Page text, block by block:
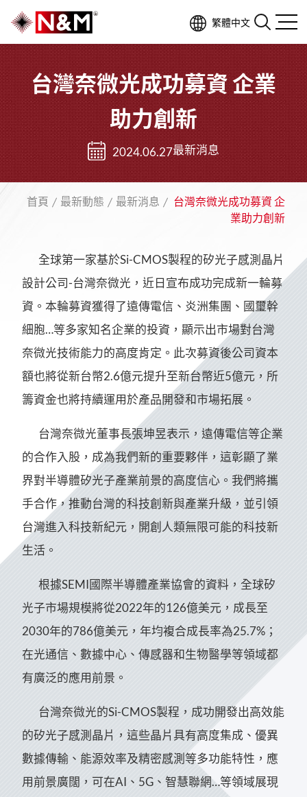
繁體中文
台灣奈微光成功募資 企業
助力創新
2024.06.27最新消息
首頁 最新動態 最新消息
台灣奈微光成功募資 企
業助力創新
全球第一家基於Si-CMOS製程的矽光子感測晶片
設計公司-台灣奈微光，近日宣布成功完成新一輪募
資。本輪募資獲得了遠傳電信、炎洲集團、國璽幹
細胞…等多家知名企業的投資，顯示出市場對台灣
奈微光技術能力的高度肯定。此次募資後公司資本
額也將從新台幣2.6億元提升至新台幣近5億元，所
籌資金也將持續運用於產品開發和市場拓展。
台灣奈微光董事長張坤昱表示，遠傳電信等企業
的合作入股，成為我們新的重要夥伴，這彰顯了業
界對半導體矽光子產業前景的高度信心。我們將攜
手合作，推動台灣的科技創新與產業升級，並引領
台灣進入科技新紀元，開創人類無限可能的科技新
生活。
根據SEMI國際半導體產業協會的資料，全球矽
光子市場規模將從2022年的126億美元，成長至
2030年的786億美元，年均複合成長率為25.7%；
在光通信、數據中心、傳感器和生物醫學等領域都
有廣泛的應用前景。
台灣奈微光的Si-CMOS製程，成功開發出高效能
的矽光子感測晶片，這些晶片具有高度集成、優異
數據傳輸、能源效率及精密感測等多功能特性，應
用前景廣闊，可在AI、5G、智慧聯網…等領域展現